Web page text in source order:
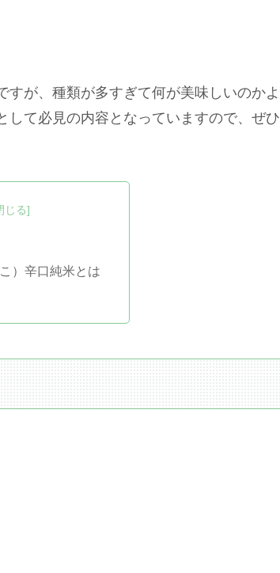
が、種類が多すぎて何が美味しいのかよ
して必見の内容となっていますので、ぜひ
）辛口純米とは